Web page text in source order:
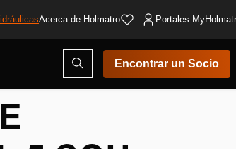
Acerca de Holmatro Portales
Abrir
ventana
modal
de
Encontrar un Socio